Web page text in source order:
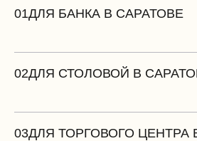
01ДЛЯ БАНКА В САРАТОВЕ
02ДЛЯ СТОЛОВОЙ В
03ДЛЯ ТОРГОВОГО ЦЕНТРА